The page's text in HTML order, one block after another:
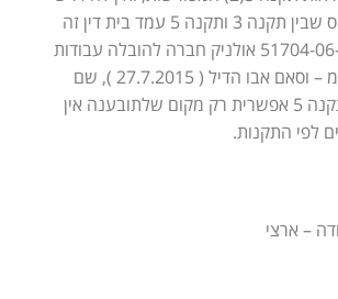
לתקנה 5. על היחס שבין תקנה 3 ותקנה 5 עמד בית דין זה
בבר"ע (ארצי) 51704-06-15 אולניק חברה להובלה עבודות
עפר וכבישים בע"מ – וסאם אבו הדיל ( 27.7.2015 ), שם
נקבע כי "פניה לתקנה 5 אפשרית רק מקום שלתובענה אין
לפי התקנות.
– ארצי